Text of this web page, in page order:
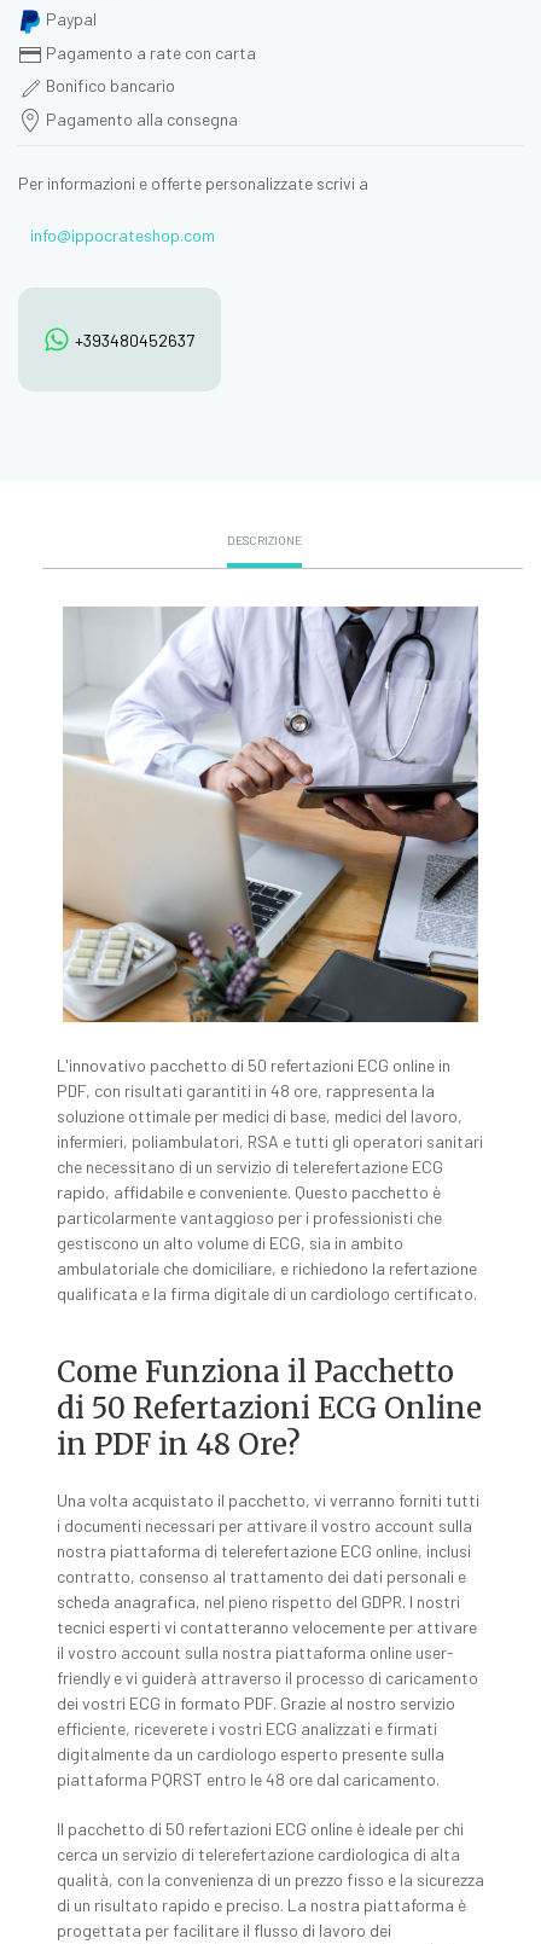
Paypal
Pagamento a rate con carta
Bonifico bancario
Pagamento alla consegna
Per informazioni e offerte personalizzate scrivi a
info@ippocrateshop.com
+393480452637
DESCRIZIONE
L'innovativo pacchetto di 50 refertazioni ECG online in
PDF, con risultati garantiti in 48 ore, rappresenta la
soluzione ottimale per medici di base, medici del lavoro,
infermieri, poliambulatori, RSA e tutti gli operatori sanitari
che necessitano di un servizio di telerefertazione ECG
rapido, affidabile e conveniente. Questo pacchetto è
particolarmente vantaggioso per i professionisti che
gestiscono un alto volume di ECG, sia in ambito
ambulatoriale che domiciliare, e richiedono la refertazione
qualificata e la firma digitale di un cardiologo certificato.
Come Funziona il Pacchetto
di 50 Refertazioni ECG Online
in PDF in 48 Ore?
Una volta acquistato il pacchetto, vi verranno forniti tutti
i documenti necessari per attivare il vostro account sulla
nostra piattaforma di telerefertazione ECG online, inclusi
contratto, consenso al trattamento dei dati personali e
scheda anagrafica, nel pieno rispetto del GDPR. I nostri
tecnici esperti vi contatteranno velocemente per attivare
il vostro account sulla nostra piattaforma online user-
friendly e vi guiderà attraverso il processo di caricamento
dei vostri ECG in formato PDF. Grazie al nostro servizio
efficiente, riceverete i vostri ECG analizzati e firmati
digitalmente da un cardiologo esperto presente sulla
piattaforma PQRST entro le 48 ore dal caricamento.
Il pacchetto di 50 refertazioni ECG online è ideale per chi
cerca un servizio di telerefertazione cardiologica di alta
qualità, con la convenienza di un prezzo fisso e la sicurezza
di un risultato rapido e preciso. La nostra piattaforma è
progettata per facilitare il flusso di lavoro dei